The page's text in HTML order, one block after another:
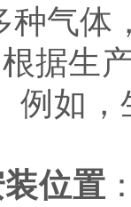
种气体
据生
例如
位置